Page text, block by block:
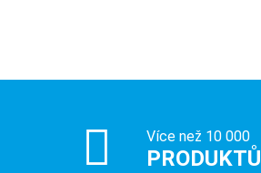
Více než 10 000
PRODUKTŮ